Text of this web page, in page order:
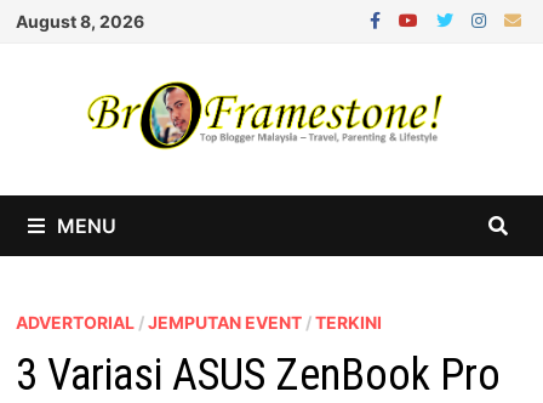
Skip
August 8, 2026
MENU
ADVERTORIAL /JEMPUTAN EVENT /TERKINI
3 Variasi ASUS ZenBook Pro